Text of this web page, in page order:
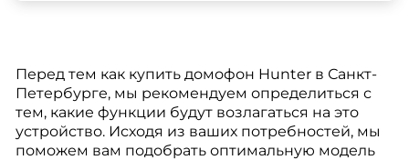
Перед тем как купить домофон Hunter в Санкт-
Петербурге, мы рекомендуем определиться с
тем, какие функции будут возлагаться на это
устройство. Исходя из ваших потребностей, мы
поможем вам подобрать оптимальную модель